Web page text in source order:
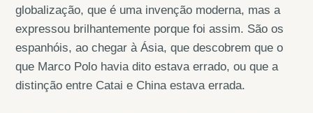
globalização, que é uma invenção moderna, mas a
expressou brilhantemente porque foi assim. São os
espanhóis, ao chegar à Ásia, que descobrem que o
que Marco Polo havia dito estava errado, ou que a
distinção entre Catai e China estava errada.